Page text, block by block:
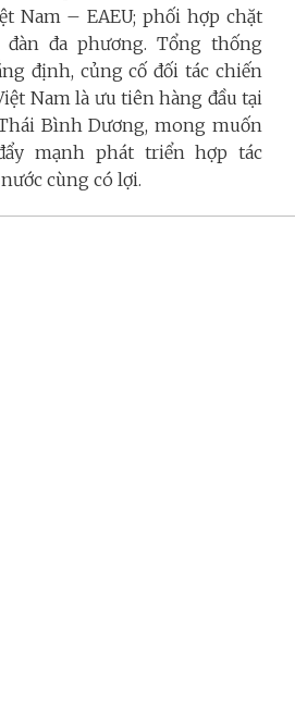
Nam – EAEU; phối hợp chặt
đa phương. Tổng thống
định, củng cố đối tác chiến
Nam là ưu tiên hàng đầu tại
Bình Dương, mong muốn
mạnh phát triển hợp tác
cùng có lợi.